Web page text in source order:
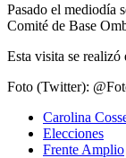
Pasado el mediodía
Comité de Base
Esta visita se realizó
Foto (Twitter):
Carolina
Elecciones
Frente Amplio